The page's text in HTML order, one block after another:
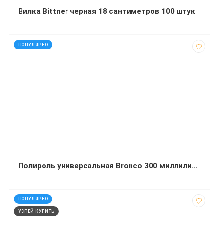
Вилка Bittner черная 18 сантиметров 100 штук
ПОПУЛЯРНО
код: 31133
Полироль универсальная Bronco 300 миллилитров
ПОПУЛЯРНО
УСПЕЙ КУПИТЬ
код: 12048